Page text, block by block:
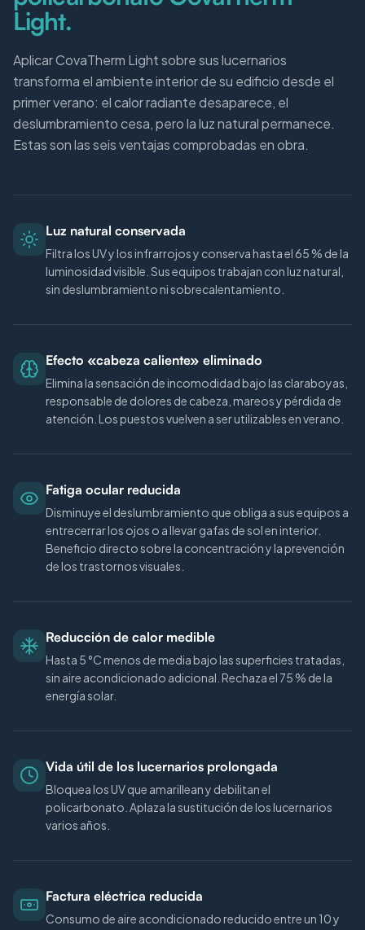
Light.
Aplicar CovaTherm Light sobre sus lucernarios
transforma el ambiente interior de su edificio desde el
primer verano: el calor radiante desaparece, el
deslumbramiento cesa, pero la luz natural permanece.
Estas son las seis ventajas comprobadas en obra.
Luz natural conservada
Filtra los UV y los infrarrojos y conserva hasta el 65 % de la
luminosidad visible. Sus equipos trabajan con luz natural,
sin deslumbramiento ni sobrecalentamiento.
Efecto «cabeza caliente» eliminado
Elimina la sensación de incomodidad bajo las claraboyas,
responsable de dolores de cabeza, mareos y pérdida de
atención. Los puestos vuelven a ser utilizables en verano.
Fatiga ocular reducida
Disminuye el deslumbramiento que obliga a sus equipos a
entrecerrar los ojos o a llevar gafas de sol en interior.
Beneficio directo sobre la concentración y la prevención
de los trastornos visuales.
Reducción de calor medible
Hasta 5 °C menos de media bajo las superficies tratadas,
sin aire acondicionado adicional. Rechaza el 75 % de la
energía solar.
Vida útil de los lucernarios prolongada
Bloquea los UV que amarillean y debilitan el
policarbonato. Aplaza la sustitución de los lucernarios
varios años.
Factura eléctrica reducida
Consumo de aire acondicionado reducido entre un 10 y